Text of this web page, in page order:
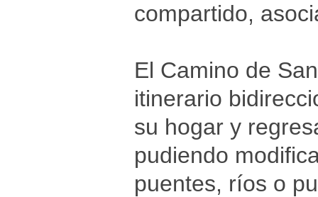
compartido,
El Camino de
itinerario
su hogar y
pudiendo
puentes, ríos o